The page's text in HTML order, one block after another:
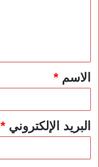
*الاسم*
البريد الإلكتروني*